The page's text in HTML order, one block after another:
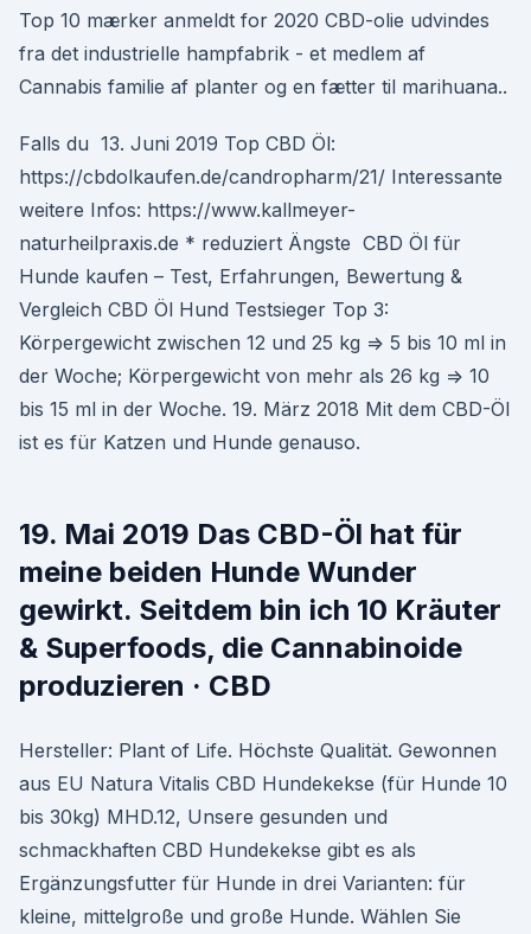
Top 10 mærker anmeldt for 2020 CBD-olie udvindes
fra det industrielle hampfabrik - et medlem af
Cannabis familie af planter og en fætter til marihuana..
Falls du 13. Juni 2019 Top CBD Öl:
https://cbdolkaufen.de/candropharm/21/ Interessante
weitere Infos: https://www.kallmeyer-
naturheilpraxis.de * reduziert Ängste CBD Öl für
Hunde kaufen – Test, Erfahrungen, Bewertung &
Vergleich CBD Öl Hund Testsieger Top 3:
Körpergewicht zwischen 12 und 25 kg => 5 bis 10 ml in
der Woche; Körpergewicht von mehr als 26 kg => 10
bis 15 ml in der Woche. 19. März 2018 Mit dem CBD-Öl
ist es für Katzen und Hunde genauso.
19. Mai 2019 Das CBD-Öl hat für
meine beiden Hunde Wunder
gewirkt. Seitdem bin ich 10 Kräuter
& Superfoods, die Cannabinoide
produzieren · CBD
Hersteller: Plant of Life. Höchste Qualität. Gewonnen
aus EU Natura Vitalis CBD Hundekekse (für Hunde 10
bis 30kg) MHD.12, Unsere gesunden und
schmackhaften CBD Hundekekse gibt es als
Ergänzungsfutter für Hunde in drei Varianten: für
kleine, mittelgroße und große Hunde. Wählen Sie